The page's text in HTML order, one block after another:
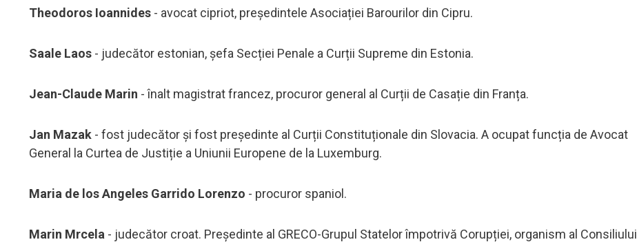
Theodoros Ioannides - avocat cipriot, președintele Asociației Barourilor din Cipru.
Saale Laos - judecător estonian, șefa Secției Penale a Curții Supreme din Estonia.
Jean-Claude Marin - înalt magistrat francez, procuror general al Curții de Casație din Franța.
Jan Mazak - fost judecător și fost președinte al Curții Constituționale din Slovacia. A ocupat funcția de Avocat
General la Curtea de Justiție a Uniunii Europene de la Luxemburg.
Maria de los Angeles Garrido Lorenzo - procuror spaniol.
Marin Mrcela - judecător croat. Președinte al GRECO-Grupul Statelor împotrivă Corupției, organism al Consiliului